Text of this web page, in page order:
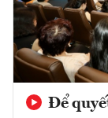
Để